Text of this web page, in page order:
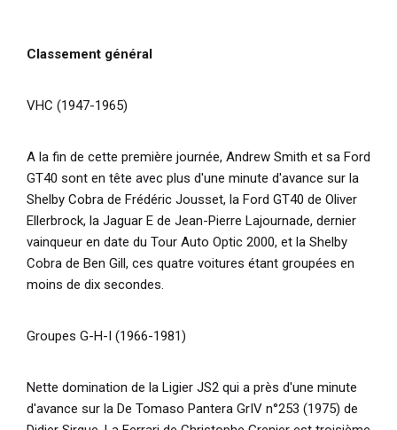
Classement général
VHC (1947-1965)
A la fin de cette première journée, Andrew Smith et sa Ford
GT40 sont en tête avec plus d'une minute d'avance sur la
Shelby Cobra de Frédéric Jousset, la Ford GT40 de Oliver
Ellerbrock, la Jaguar E de Jean-Pierre Lajournade, dernier
vainqueur en date du Tour Auto Optic 2000, et la Shelby
Cobra de Ben Gill, ces quatre voitures étant groupées en
moins de dix secondes.
Groupes G-H-I (1966-1981)
Nette domination de la Ligier JS2 qui a près d'une minute
d'avance sur la De Tomaso Pantera GrIV n°253 (1975) de